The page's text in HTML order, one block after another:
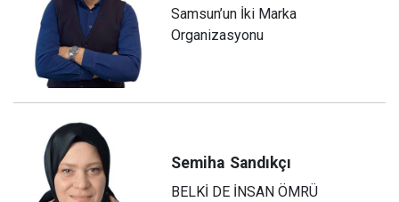
Samsun’un İki Marka
Organizasyonu
Semiha Sandıkçı
BELKİ DE İNSAN ÖMRÜ